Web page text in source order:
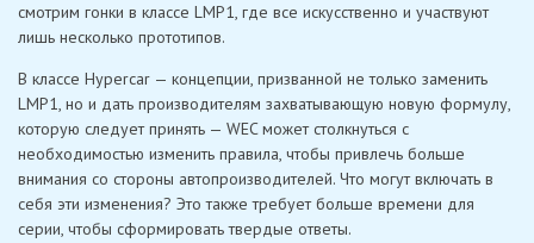
смотрим гонки в классе LMP1, где все искусственно и участвуют
лишь несколько прототипов.
В классе Hypercar — концепции, призванной не только заменить
LMP1, но и дать производителям захватывающую новую формулу,
которую следует принять — WEC может столкнуться с
необходимостью изменить правила, чтобы привлечь больше
внимания со стороны автопроизводителей. Что могут включать в
себя эти изменения? Это также требует больше времени для
серии, чтобы сформировать твердые ответы.